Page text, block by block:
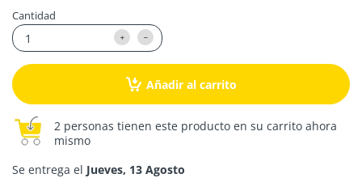
Cantidad
Añadir al carrito
2 personas tienen este producto en su carrito ahora
mismo
Se entrega el Jueves, 13 Agosto